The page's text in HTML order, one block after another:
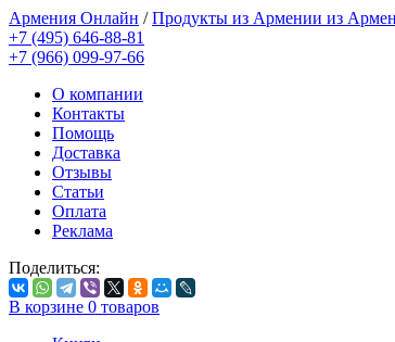
Армения Онлайн /Продукты из Армении из
+7 (495) 646-88-81
+7 (966) 099-97-66
О компании
Контакты
Помощь
Доставка
Отзывы
Статьи
Оплата
Реклама
Поделиться:
В корзине 0 товаров